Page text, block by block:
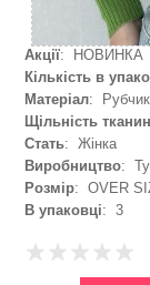
Акції: НОВИНКА
Кількість в
Матеріал: Рубчик
Щільність
Стать: Жінка
Виробництво:
Розмір: OVER
В упаковці: 3